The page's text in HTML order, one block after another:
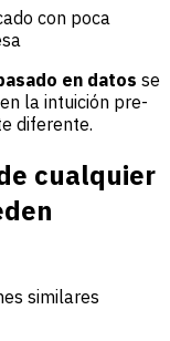
con poca
en datos se
la intuición pre-
diferente.
cualquier
similares